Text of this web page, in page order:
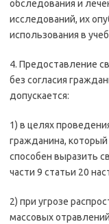
обследования и
исследований, их
использования в
4. Предоставление
без согласия
допускается:
1) в целях
гражданина, который
способен выразить
части 9 статьи 20
2) при угрозе
массовых